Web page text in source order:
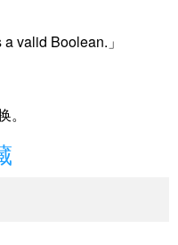
valid Boolean.」